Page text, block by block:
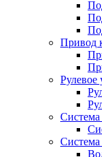
Привод
Рулевое